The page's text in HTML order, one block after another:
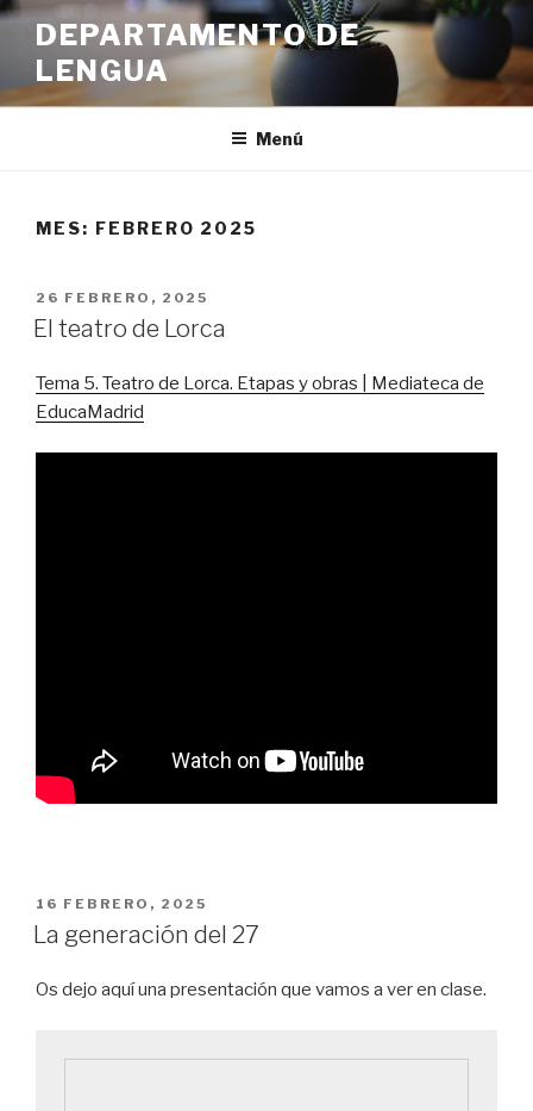
Ir
contenido
DEPARTAMENTO DE
LENGUA
Menú
MES: FEBRERO 2025
PUBLICADO
EN
26 FEBRERO, 2025
El teatro de Lorca
Tema 5. Teatro de Lorca. Etapas y obras | Mediateca de
EducaMadrid
PUBLICADO
EN
16 FEBRERO, 2025
La generación del 27
Os dejo aquí una presentación que vamos a ver en clase.